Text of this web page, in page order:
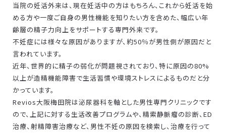
当院の妊活外来は、現在妊活中の方はもちろん、これから妊活を始
める方や一度ご自身の男性機能を知りたい方を含めた、幅広い年
齢層の精子力向上をサポートする専門外来です。
不妊症には様々な原因がありますが、約50％が男性側が原因だと
言われています。
近年、世界的に精子の弱化が問題視されており、特に原因の80%
以上が造精機能障害で生活習慣や環境ストレスによるものだと分
かっています。
Revios大阪梅田院は泌尿器科を軸とした男性専門クリニックです
ので、上記に対する生活改善プログラムや、精索静脈瘤の診断、ED
治療、射精障害治療など、男性不妊の原因を検索し、治療を行って